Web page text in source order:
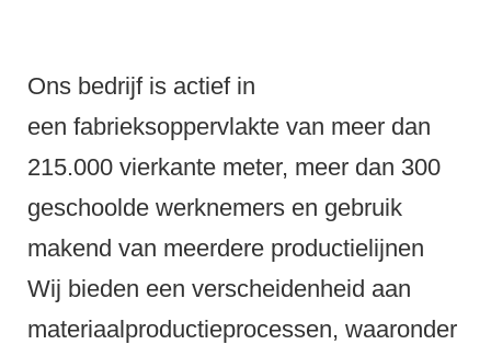
Ons bedrijf is actief in
een fabrieksoppervlakte van meer dan
215.000 vierkante meter, meer dan 300
geschoolde werknemers en gebruik
makend van meerdere productielijnen
Wij bieden een verscheidenheid aan
materiaalproductieprocessen, waaronder